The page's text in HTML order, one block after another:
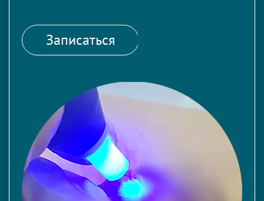
Записаться